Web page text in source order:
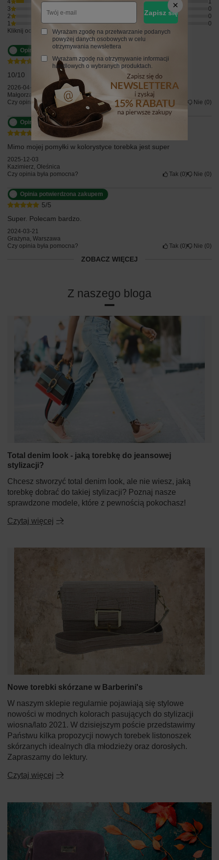
3
0
2
0
1
0
Kliknij ocenę aby filtrować opinie
5/5
Opinia potwierdzona zakupem
10/10
2026-04-26
Małgorzata, Rzeszów
Czy opinia była pomocna?
Tak Nie 0
5/5
Opinia potwierdzona zakupem
Mimo mojej pomyłki w kolorystyce torebka jest super
2025-12-03
Kazimierz, Oleśnica
Czy opinia była pomocna?
Tak 0 Nie 0
5/5
Opinia potwierdzona zakupem
Super. Polecam bardzo.
2024-03-21
Grażyna, Warszawa
Czy opinia była pomocna?
Tak 0 Nie 0
ZOBACZ WIĘCEJ
Z naszego bloga
Total denim look - jaką torebkę do jeansowej
stylizacji?
Chcesz stworzyć total denim look, ale nie wiesz, jaką
torebkę dobrać do takiej stylizacji? Poznaj nasze
sprawdzone modele, które z pewnością pokochasz!
Czytaj więcej
Nowe torebki skórzane w Barberini's
W naszym sklepie regularnie pojawiają się stylowe
nowości w modnych kolorach pasujących do stylizacji
wiosna/lato 2021. W dzisiejszym poście przedstawimy
Państwu kilka propozycji nowych torebek listonoszek
skórzanych idealnych dla młodzieży oraz dorosłych.
Zapraszamy do lektury.
Czytaj więcej
Zapisz się
Wyrażam zgodę na przetwarzanie podanych
powyżej danych osobowych w celu
otrzymywania newslettera
Wyrażam zgodę na otrzymywanie informacji
handlowych o wybranych produktach.